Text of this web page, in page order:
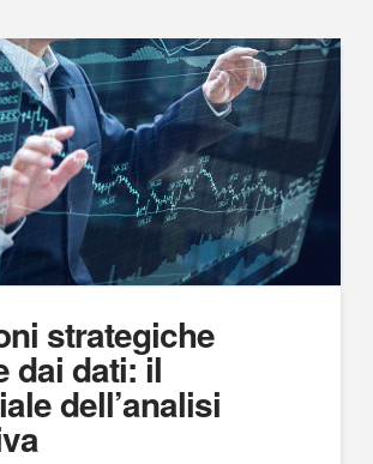
strategiche
dai dati: il
dell’analisi